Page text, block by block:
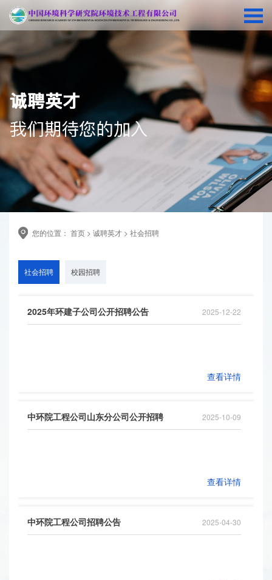
您的位置： 首页 > 诚聘英才 > 社会招聘
社会招聘 校园招聘
2025-12-22
2025年环建子公司公开招聘公告
查看详情
2025-10-09
中环院工程公司山东分公司公开招聘
查看详情
2025-04-30
中环院工程公司招聘公告